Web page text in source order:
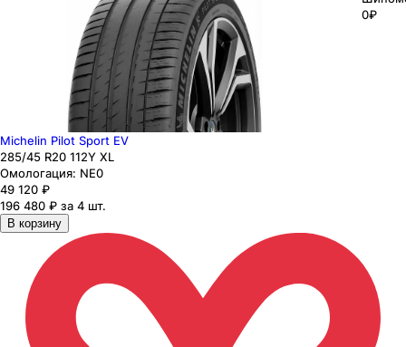
0₽
Michelin Pilot Sport EV
285/45 R20 112Y XL
Омологация: NE0
49 120 ₽
196 480 ₽ за 4 шт.
В корзину